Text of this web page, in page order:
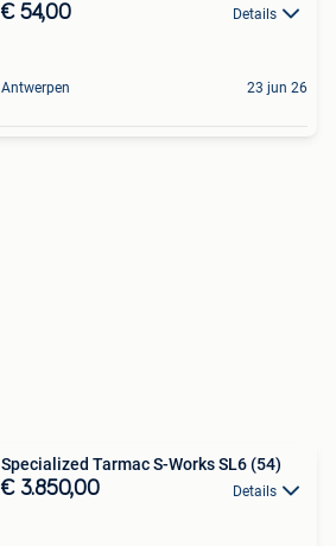
€ 54,00 Details
Antwerpen 23 jun 26
Specialized Tarmac S-Works SL6 (54)
€ 3.850,00 Details